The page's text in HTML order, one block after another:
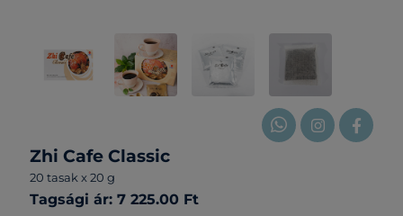
Zhi Cafe Classic
20 tasak x 20 g
Tagsági ár: 7 225.00 Ft